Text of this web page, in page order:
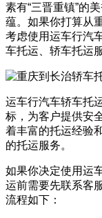
素有“三晋重镇”的
蕴。如果你打算从
考虑使用运车行汽
车托运、轿车托运
运车行汽车轿车托
标，为客户提供安
着丰富的托运经验
的托运服务。
如果你决定使用运
运前需要先联系客
流程如下：